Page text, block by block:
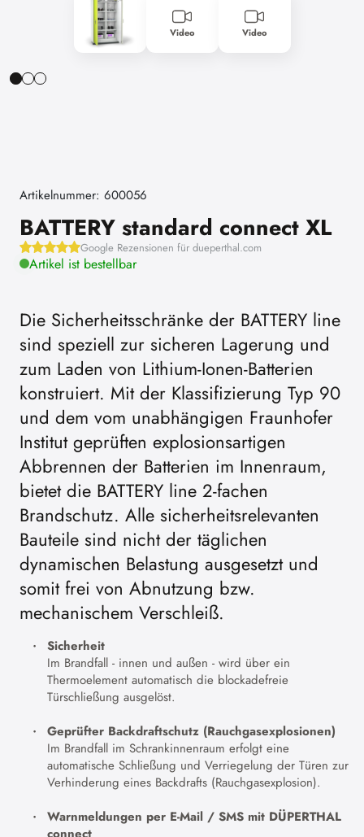
Video Video
Artikelnummer: 600056
BATTERY standard connect XL
Google Rezensionen für dueperthal.com
Artikel ist bestellbar
Die Sicherheitsschränke der BATTERY line
sind speziell zur sicheren Lagerung und
zum Laden von Lithium-Ionen-Batterien
konstruiert. Mit der Klassifizierung Typ 90
und dem vom unabhängigen Fraunhofer
Institut geprüften explosionsartigen
Abbrennen der Batterien im Innenraum,
bietet die BATTERY line 2-fachen
Brandschutz. Alle sicherheitsrelevanten
Bauteile sind nicht der täglichen
dynamischen Belastung ausgesetzt und
somit frei von Abnutzung bzw.
mechanischem Verschleiß.
Sicherheit
Im Brandfall - innen und außen - wird über ein
Thermoelement automatisch die blockadefreie
Türschließung ausgelöst.
Geprüfter Backdraftschutz (Rauchgasexplosionen)
Im Brandfall im Schrankinnenraum erfolgt eine
automatische Schließung und Verriegelung der Türen zur
Verhinderung eines Backdrafts (Rauchgasexplosion).
Warnmeldungen per E-Mail / SMS mit DÜPERTHAL